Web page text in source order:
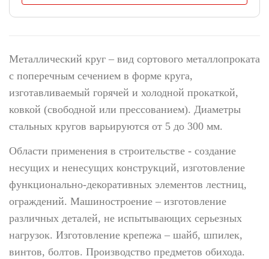
Металлический круг – вид сортового металлопроката
с поперечным сечением в форме круга,
изготавливаемый горячей и холодной прокаткой,
ковкой (свободной или прессованием). Диаметры
стальных кругов варьируются от 5 до 300 мм.
Области применения в строительстве - создание
несущих и ненесущих конструкций, изготовление
функционально-декоративных элементов лестниц,
ограждений. Машиностроение – изготовление
различных деталей, не испытывающих серьезных
нагрузок. Изготовление крепежа – шайб, шпилек,
винтов, болтов. Производство предметов обихода.